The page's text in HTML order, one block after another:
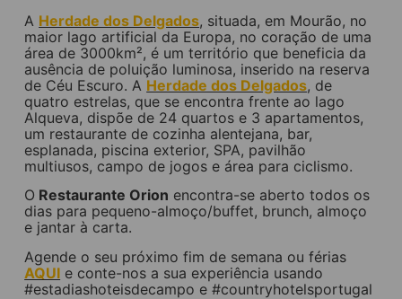
A Herdade dos Delgados, situada, em Mourão, no
maior lago artificial da Europa, no coração de uma
área de 3000km², é um território que beneficia da
ausência de poluição luminosa, inserido na reserva
de Céu Escuro. A Herdade dos Delgados, de
quatro estrelas, que se encontra frente ao lago
Alqueva, dispõe de 24 quartos e 3 apartamentos,
um restaurante de cozinha alentejana, bar,
esplanada, piscina exterior, SPA, pavilhão
multiusos, campo de jogos e área para ciclismo.
O Restaurante Orion encontra-se aberto todos os
dias para pequeno-almoço/buffet, brunch, almoço
e jantar à carta.
Agende o seu próximo fim de semana ou férias
AQUI e conte-nos a sua experiência usando
#estadiashoteisdecampo e #countryhotelsportugal